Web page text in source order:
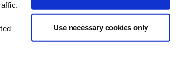
Use necessary cookies only